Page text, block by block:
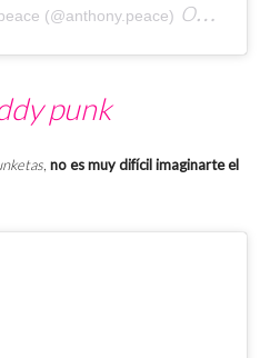
(@anthony.peace) on
punk
no es muy difícil imaginarte el